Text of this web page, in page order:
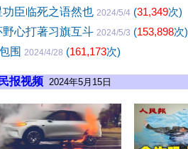
臣临死之语然也 2024/5/4 (31,349次)
心打著习旗互斗 2024/5/3 (153,898次)
围 2024/4/28 (161,173次)
报视频 2024年5月15日